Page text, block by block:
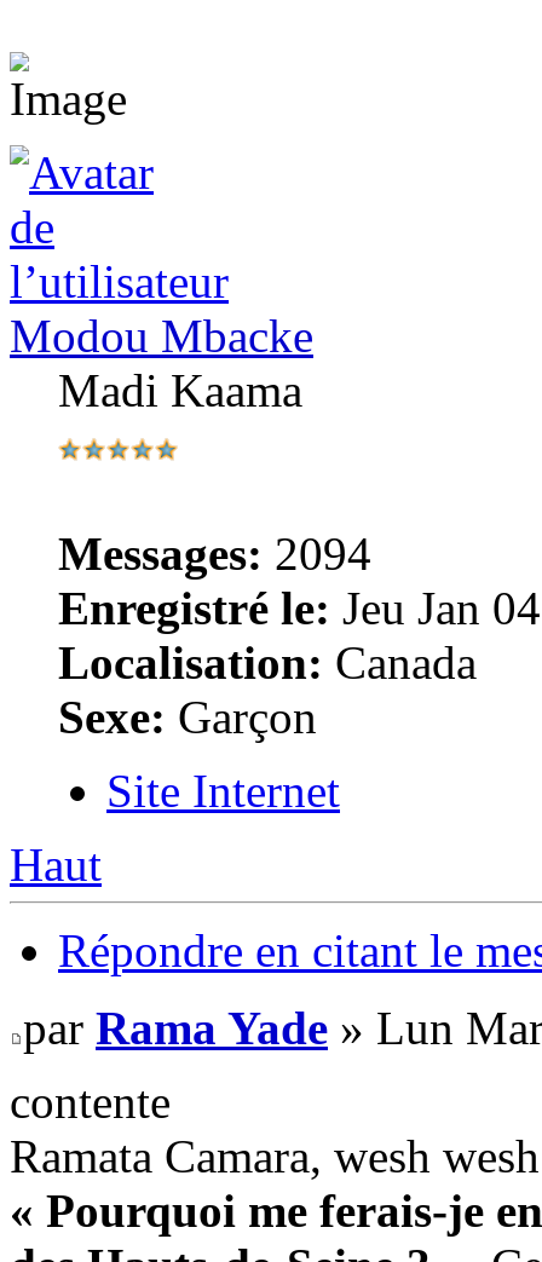
Modou Mbacke
Madi Kaama
Messages: 2094
Enregistré le: Jeu Jan
Localisation: Canada
Sexe: Garçon
Site Internet
Haut
Répondre en citant le
par Rama Yade » Lun
contente
Ramata Camara, wesh wesh
« Pourquoi me ferais-je